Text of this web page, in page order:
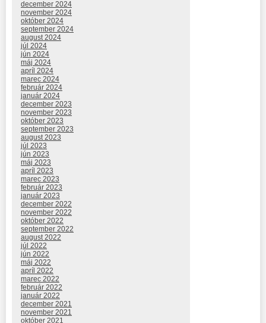
december 2024
november 2024
október 2024
september 2024
august 2024
júl 2024
jún 2024
máj 2024
apríl 2024
marec 2024
február 2024
január 2024
december 2023
november 2023
október 2023
september 2023
august 2023
júl 2023
jún 2023
máj 2023
apríl 2023
marec 2023
február 2023
január 2023
december 2022
november 2022
október 2022
september 2022
august 2022
júl 2022
jún 2022
máj 2022
apríl 2022
marec 2022
február 2022
január 2022
december 2021
november 2021
október 2021